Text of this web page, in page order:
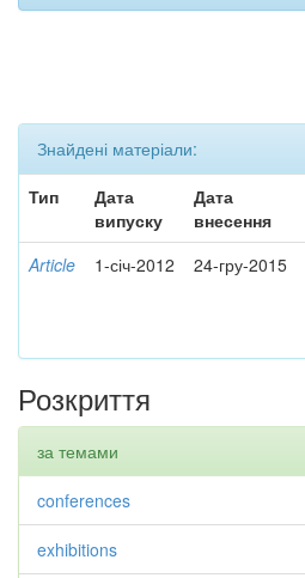
Знайдені матеріали:
Тип
Дата
випуску
Дата
внесення
Article 1-січ-2012 24-гру-2015
Розкриття
за темами
conferences
exhibitions